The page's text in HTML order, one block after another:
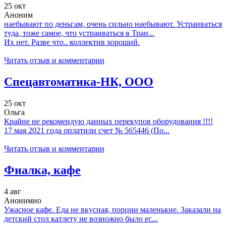
25 окт
Аноним
наебывают по деньгам, очень сильно наебывают. Устраиваться
туда, тоже самое, что устраиваться в Тран...
Их нет. Разве что.. коллектив хороший.
Читать отзыв и комментарии
Спецавтоматика-НК, ООО
25 окт
Ольга
Крайне не рекомендую данных перекупов оборудования !!!!
17 мая 2021 года оплатили счет № 565446 (По...
Читать отзыв и комментарии
Фиалка, кафе
4 авг
Анонимно
Ужасное кафе. Еда не вкусная, порции маленькие. Заказали на
детский стол катлету не возиожно было ес...